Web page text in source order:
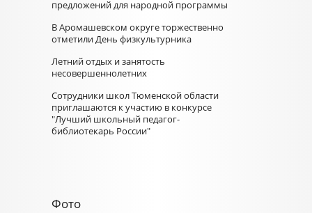
предложений для народной программы
В Аромашевском округе торжественно
отметили День физкультурника
Летний отдых и занятость
несовершеннолетних
Сотрудники школ Тюменской области
приглашаются к участию в конкурсе
"Лучший школьный педагог-
библиотекарь России"
Фото